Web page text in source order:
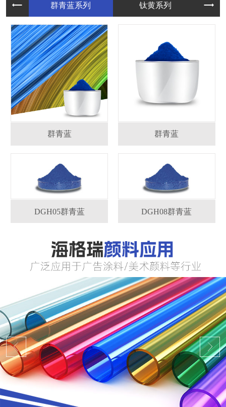
群青蓝系 钛黄系列
群青蓝 群青蓝
DGH05群青蓝 DGH08群青蓝